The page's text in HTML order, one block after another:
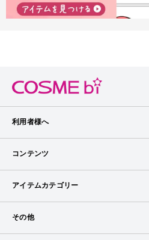
利用者様へ
メンバーログイン
メンバー会員について
アイテム掲載リクエスト
コンテンツ
ランキング
ブランドから探す
アイテムカテゴリー
スキンケア
その他